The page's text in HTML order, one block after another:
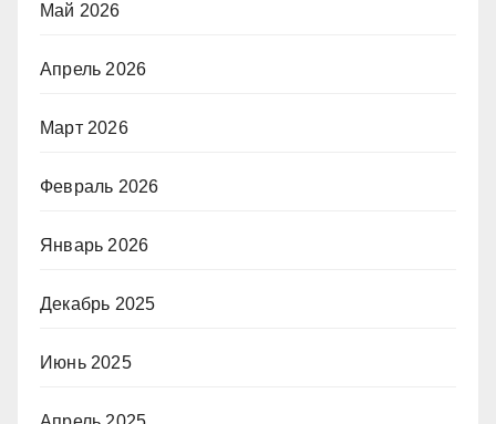
Май 2026
Апрель 2026
Март 2026
Февраль 2026
Январь 2026
Декабрь 2025
Июнь 2025